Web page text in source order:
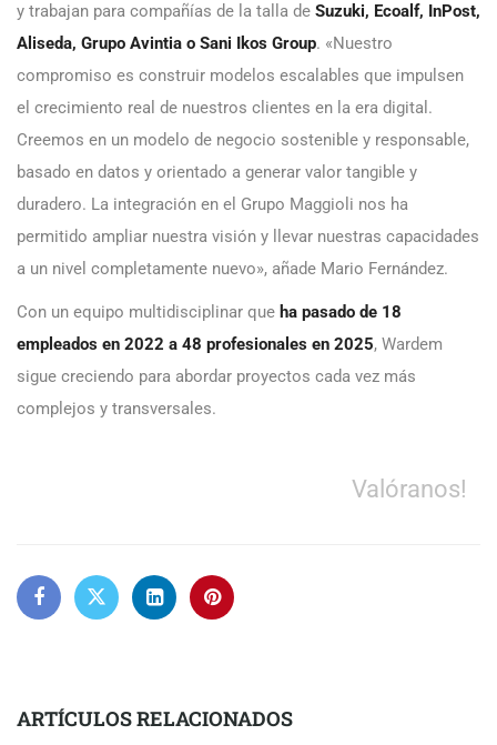
y trabajan para compañías de la talla de Suzuki, Ecoalf, InPost,
Aliseda, Grupo Avintia o Sani Ikos Group. «Nuestro
compromiso es construir modelos escalables que impulsen
el crecimiento real de nuestros clientes en la era digital.
Creemos en un modelo de negocio sostenible y responsable,
basado en datos y orientado a generar valor tangible y
duradero. La integración en el Grupo Maggioli nos ha
permitido ampliar nuestra visión y llevar nuestras capacidades
a un nivel completamente nuevo», añade Mario Fernández.
Con un equipo multidisciplinar que ha pasado de 18
empleados en 2022 a 48 profesionales en 2025, Wardem
sigue creciendo para abordar proyectos cada vez más
complejos y transversales.
Valóranos!
ARTÍCULOS RELACIONADOS